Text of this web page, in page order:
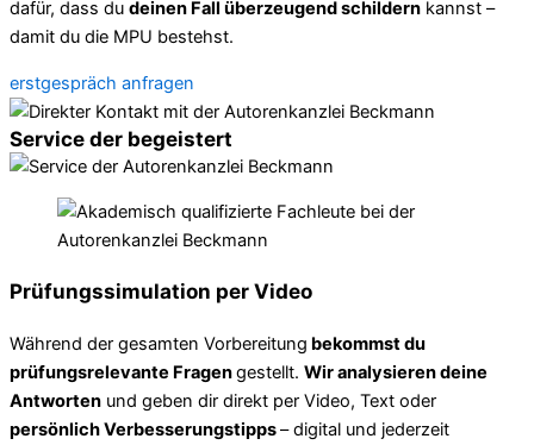
dafür, dass du deinen Fall überzeugend schildern kannst –
damit du die MPU bestehst.
erstgespräch anfragen
Service der begeistert
Prüfungssimulation per Video
Während der gesamten Vorbereitung bekommst du
prüfungsrelevante Fragengestellt. Wir analysieren deine
Antworten und geben dir direkt per Video, Text oder
persönlich Verbesserungstipps– digital und jederzeit